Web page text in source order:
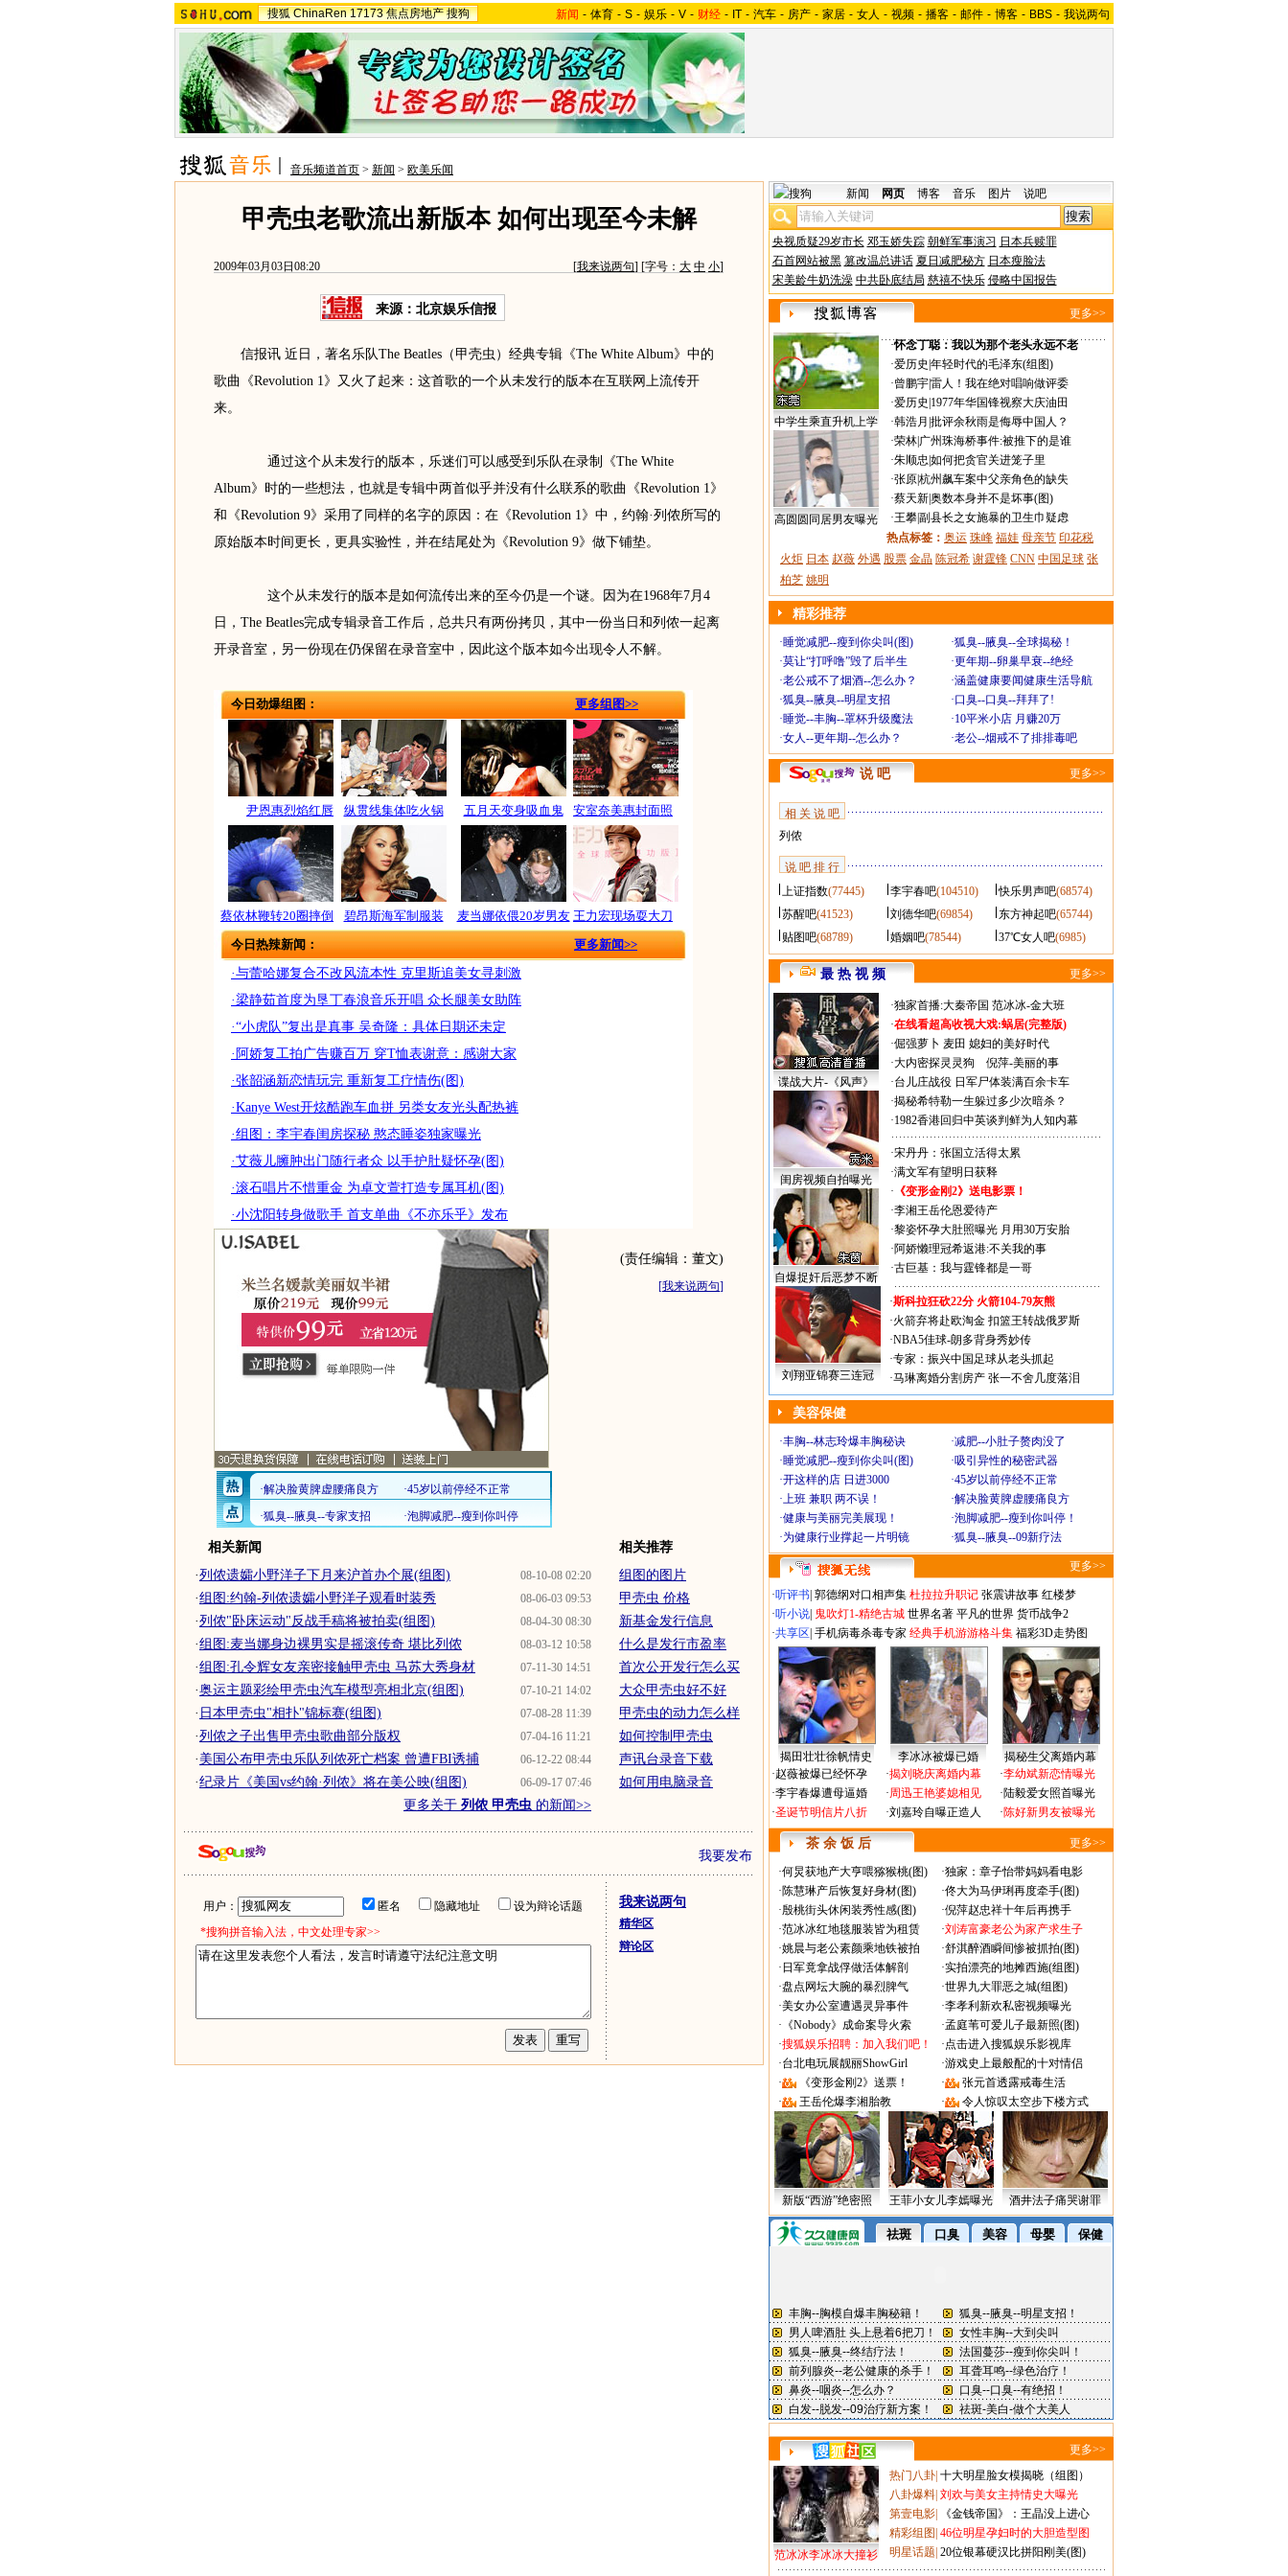
搜狐 ChinaRen 17173 焦点房地产 搜狗 新闻 - 体育 - S - 娱乐 - V - 财经 - IT - 汽车 - 房产 - 家居 - 女人 - 视频 - 播客 - 邮件 - 博客 - BBS - 我说两句
音乐频道首页 > 新闻 > 欧美乐闻
甲壳虫老歌流出新版本 如何出现至今未解
2009年03月03日08:20 [我来说两句] [字号： 大 中 小]
来源：北京娱乐信报
信报讯 近日，著名乐队The Beatles（甲壳虫）经典专辑《The White Album》中的
歌曲《Revolution 1》又火了起来：这首歌的一个从未发行的版本在互联网上流传开
来。
通过这个从未发行的版本，乐迷们可以感受到乐队在录制《The White
Album》时的一些想法，也就是专辑中两首似乎并没有什么联系的歌曲《Revolution 1》
和《Revolution 9》采用了同样的名字的原因：在《Revolution 1》中，约翰·列侬所写的
原始版本时间更长，更具实验性，并在结尾处为《Revolution 9》做下铺垫。
这个从未发行的版本是如何流传出来的至今仍是一个谜。因为在1968年7月4
日，The Beatles完成专辑录音工作后，总共只有两份拷贝，其中一份当日和列侬一起离
开录音室，另一份现在仍保留在录音室中，因此这个版本如今出现令人不解。
今日劲爆组图： 更多组图>>
尹恩惠烈焰红唇 纵贯线集体吃火锅 五月天变身吸血鬼 安室奈美惠封面照
蔡依林鞭转20圈摔倒 碧昂斯海军制服装 麦当娜依偎20岁男友 王力宏现场耍大刀
今日热辣新闻：
更多新闻>>
·与蕾哈娜复合不改风流本性 克里斯追美女寻刺激
·梁静茹首度为垦丁春浪音乐开唱 众长腿美女助阵
·“小虎队”复出是真事 吴奇隆：具体日期还未定
·阿娇复工拍广告赚百万 穿T恤表谢意：感谢大家
·张韶涵新恋情玩完 重新复工疗情伤(图)
·Kanye West开炫酷跑车血拼 另类女友光头配热裤
·组图：李宇春闺房探秘 憨态睡姿独家曝光
·艾薇儿臃肿出门随行者众 以手护肚疑怀孕(图)
·滚石唱片不惜重金 为卓文萱打造专属耳机(图)
·小沈阳转身做歌手 首支单曲《不亦乐乎》发布
(责任编辑：董文)
[我来说两句]
相关新闻
08-10-08 02:20
·列侬遗孀小野洋子下月来沪首办个展(组图)
08-06-03 09:53
·组图:约翰-列侬遗孀小野洋子观看时装秀
08-04-30 08:30
·列侬"卧床运动"反战手稿将被拍卖(组图)
08-03-12 10:58
·组图:麦当娜身边裸男实是摇滚传奇 堪比列侬
07-11-30 14:51
·组图:孔令辉女友亲密接触甲壳虫 马苏大秀身材
07-10-21 14:02
·奥运主题彩绘甲壳虫汽车模型亮相北京(组图)
07-08-28 11:39
· 日本甲壳虫"相扑"锦标赛(组图)
07-04-16 11:21
·列侬之子出售甲壳虫歌曲部分版权
06-12-22 08:44
· 美国公布甲壳虫乐队列侬死亡档案 曾遭FBI诱捕
06-09-17 07:46
·纪录片《美国vs约翰·列侬》将在美公映(组图)
更多关于 列侬 甲壳虫 的新闻>>
相关推荐
组图的图片
甲壳虫 价格
新基金发行信息
什么是发行市盈率
首次公开发行怎么买
大众甲壳虫好不好
甲壳虫的动力怎么样
如何控制甲壳虫
声讯台录音下载
如何用电脑录音
我要发布
用户： 匿名 隐藏地址
设为辩论话题
*搜狗拼音输入法，中文处理专家>>
我来说两句
精华区
辩论区
新闻 网页 博客 音乐 图片 说吧
央视质疑29岁市长 邓玉娇失踪 朝鲜军事演习 日本兵赎罪
石首网站被黑 篡改温总讲话 夏日减肥秘方 日本瘦脸法
宋美龄牛奶洗澡 中共卧底结局 慈禧不快乐 侵略中国报告
更多>>
中学生乘直升机上学
高圆圆同居男友曝光
·怀念丁聪：我以为那个老头永远不老
·爱历史 年轻时代的毛泽东(组图)
·曾鹏宇|雷人！我在绝对唱响做评委
·爱历史 1977年华国锋视察大庆油田
·韩浩月 批评余秋雨是侮辱中国人？
·荣林| 广州珠海桥事件:被推下的是谁
·朱顺忠 如何把贪官关进笼子里
·张原|杭州飙车案中父亲角色的缺失
·蔡天新|奥数本身并不是坏事(图)
·王攀|副县长之女施暴的卫生巾疑虑
热点标签： 奥运 珠峰 福娃 母亲节 印花税
火炬 日本 赵薇 外遇 股票 金晶 陈冠希 谢霆锋 CNN 中国足球 张
柏芝 姚明
精彩推荐
·睡觉减肥--瘦到你尖叫(图) ·狐臭--腋臭--全球揭秘！
·莫让“打呼噜”毁了后半生 ·更年期--卵巢早衰--绝经
·老公戒不了烟酒--怎么办？ ·涵盖健康要闻健康生活导航
·狐臭--腋臭--明星支招 ·口臭--口臭--拜拜了!
·睡觉--丰胸--罩杯升级魔法 ·10平米小店 月赚20万
·女人--更年期--怎么办？ ·老公--烟戒不了排排毒吧
说 吧 更多>>
相 关 说 吧
列侬
说 吧 排 行
上证指数(77445) 李宇春吧(104510) 快乐男声吧(68574)
苏醒吧(41523) 刘德华吧(69854) 东方神起吧(65744)
贴图吧(68789) 婚姻吧(78544) 37℃女人吧(6985)
最 热 视 频 更多>>
谍战大片-《风声》
闺房视频自拍曝光
自爆捉奸后恶梦不断
·独家首播:大秦帝国 范冰冰-金大班
·在线看超高收视大戏:蜗居(完整版)
·倔强萝卜 麦田 媳妇的美好时代
·大内密探灵灵狗
倪萍-美丽的事
·台儿庄战役 日军尸体装满百余卡车
·揭秘希特勒一生躲过多少次暗杀？
·1982香港回归中英谈判鲜为人知内幕
·宋丹丹：张国立活得太累
·满文军有望明日获释
· 《变形金刚2》送电影票！
·李湘王岳伦恩爱待产
·黎姿怀孕大肚照曝光 月用30万安胎
·阿娇懒理冠希返港:不关我的事
·古巨基：我与霆锋都是一哥
刘翔亚锦赛三连冠
·斯科拉狂砍22分 火箭104-79灰熊
·火箭弃将赴欧淘金 扣篮王转战俄罗斯
·NBA5佳球-朗多背身秀妙传
·专家：振兴中国足球从老头抓起
·马琳离婚分割房产 张一不舍几度落泪
美容保健
·丰胸--林志玲爆丰胸秘诀 ·减肥--小肚子赘肉没了
·睡觉减肥--瘦到你尖叫(图) ·吸引异性的秘密武器
·开这样的店 日进3000 ·45岁以前停经不正常
·上班 兼职 两不误！ ·解决脸黄脾虚腰痛良方
·健康与美丽完美展现！ ·泡脚减肥--瘦到你叫停！
·为健康行业撑起一片明镜 ·狐臭--腋臭--09新疗法
更多>>
·听评书 郭德纲对口相声集 杜拉拉升职记 张震讲故事 红楼梦
·听小说 鬼吹灯1-精绝古城 世界名著 平凡的世界 货币战争2
·共享区 手机病毒杀毒专家 经典手机游游格斗集 福彩3D走势图
揭田壮壮徐帆情史 李冰冰被爆已婚
揭秘生父离婚内幕
·赵薇被爆已经怀孕
·李宇春爆遭母逼婚
·圣诞节明信片八折
·揭刘晓庆离婚内幕
·周迅王艳婆媳相见
·刘嘉玲自曝正造人
·李幼斌新恋情曝光
·陆毅爱女照首曝光
·陈好新男友被曝光
茶 余 饭 后 更多>>
·何炅获地产大亨喂猕猴桃(图) ·独家：章子怡带妈妈看电影
·陈慧琳产后恢复好身材(图) ·佟大为马伊琍再度牵手(图)
·殷桃街头休闲装秀性感(图) ·倪萍赵忠祥十年后再携手
·范冰冰红地毯服装皆为租赁 ·刘涛富豪老公为家产求生子
·姚晨与老公素颜乘地铁被拍 ·舒淇醉酒瞬间惨被抓拍(图)
· 日军竟拿战俘做活体解剖 ·实拍漂亮的地摊西施(组图)
·盘点网坛大腕的暴烈脾气 ·世界九大罪恶之城(组图)
·美女办公室遭遇灵异事件 ·李孝利新欢私密视频曝光
· 《Nobody》成命案导火索 ·孟庭苇可爱儿子最新照(图)
·搜狐娱乐招聘：加入我们吧！ ·点击进入搜狐娱乐影视库
·台北电玩展靓丽ShowGirl ·游戏史上最般配的十对情侣
·
《变形金刚2》送票！ ·
张元首透露戒毒生活
·
王岳伦爆李湘胎教 · 令人惊叹太空步下楼方式
新版“西游”绝密照 王菲小女儿李嫣曝光 酒井法子痛哭谢罪
更多>>
范冰冰李冰冰大撞衫
热门八卦 十大明星脸女模揭晓（组图）
八卦爆料 刘欢与美女主持情史大曝光
第壹电影
《金钱帝国》：王晶没上进心
精彩组图 46位明星孕妇时的大胆造型图
明星话题 20位银幕硬汉比拼阳刚美(图)